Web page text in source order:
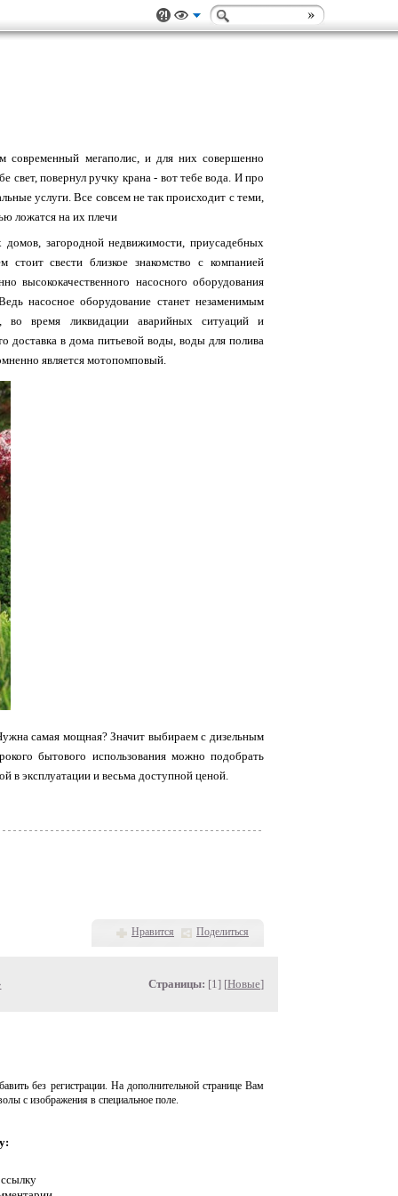
современный мегаполис, и для них совершенно
свет, повернул ручку крана - вот тебе вода. И про
услуги. Все совсем не так происходит с теми,
ложатся на их плечи
загородной недвижимости, приусадебных
свести близкое знакомство с компанией
высококачественного насосного оборудования
насосное оборудование станет незаменимым
во время ликвидации аварийных ситуаций и
доставка в дома питьевой воды, воды для полива
является мотопомповый.
самая мощная? Значит выбираем с дизельным
бытового использования можно подобрать
в эксплуатации и весьма доступной ценой.
Нравится Поделиться
Страницы: [1] [Новые]
без регистрации. На дополнительной странице Вам
с изображения в специальное поле.